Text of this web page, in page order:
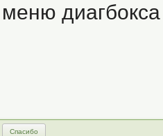
меню
Спасибо